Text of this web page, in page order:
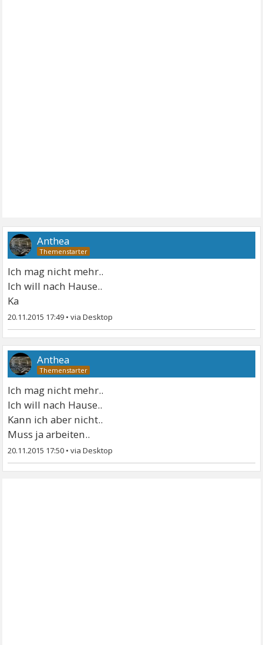
Anthea
Ich mag nicht mehr..
Ich will nach Hause..
Ka
20.11.2015 17:49 •
Anthea
Ich mag nicht mehr..
Ich will nach Hause..
Kann ich aber nicht..
Muss ja arbeiten..
20.11.2015 17:50 •